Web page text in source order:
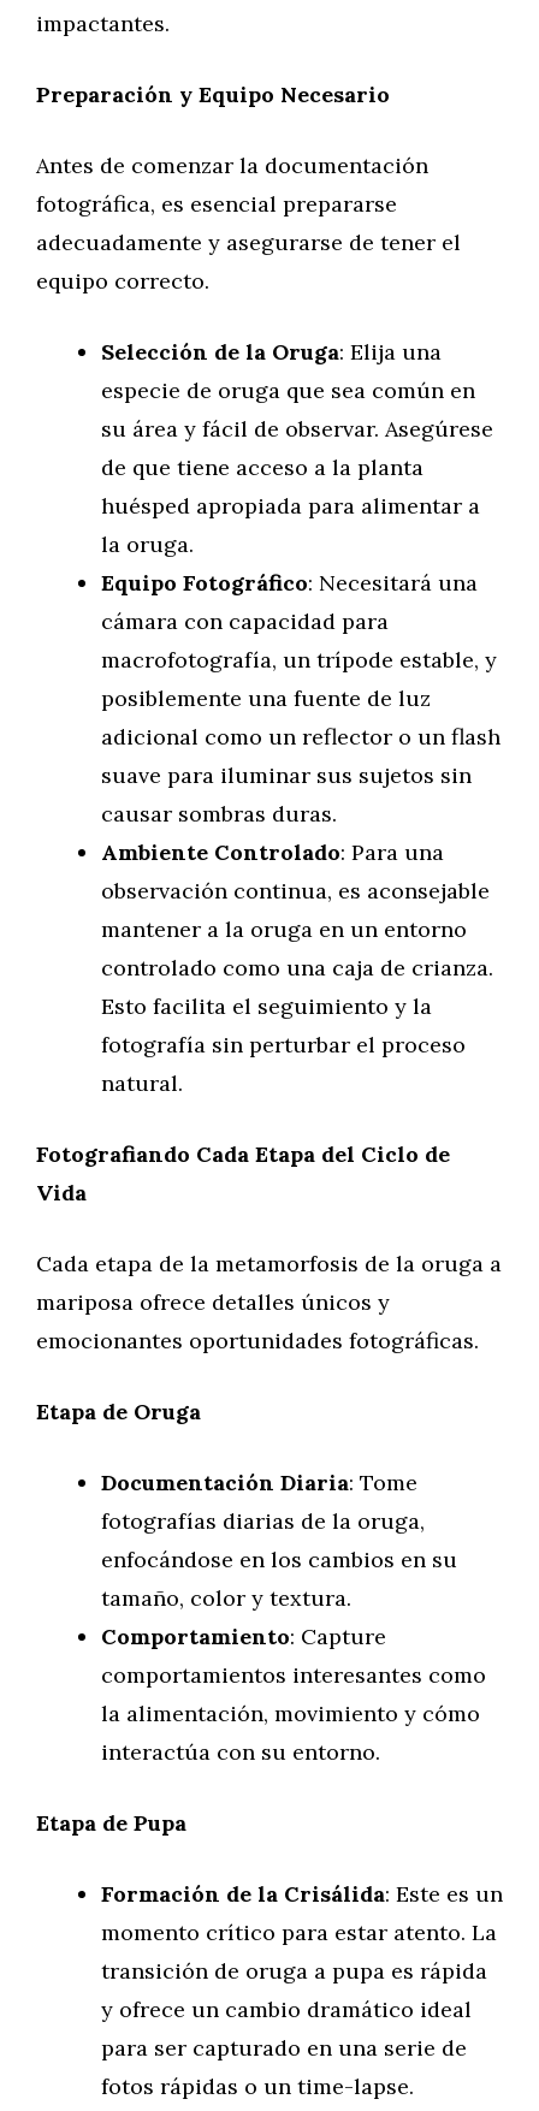
impactantes.
Preparación y Equipo Necesario
Antes de comenzar la documentación
fotográfica, es esencial prepararse
adecuadamente y asegurarse de tener el
equipo correcto.
Selección de la Oruga: Elija una
especie de oruga que sea común en
su área y fácil de observar. Asegúrese
de que tiene acceso a la planta
huésped apropiada para alimentar a
la oruga.
Equipo Fotográfico: Necesitará una
cámara con capacidad para
macrofotografía, un trípode estable, y
posiblemente una fuente de luz
adicional como un reflector o un flash
suave para iluminar sus sujetos sin
causar sombras duras.
Ambiente Controlado: Para una
observación continua, es aconsejable
mantener a la oruga en un entorno
controlado como una caja de crianza.
Esto facilita el seguimiento y la
fotografía sin perturbar el proceso
natural.
Fotografiando Cada Etapa del Ciclo de
Vida
Cada etapa de la metamorfosis de la oruga a
mariposa ofrece detalles únicos y
emocionantes oportunidades fotográficas.
Etapa de Oruga
Documentación Diaria: Tome
fotografías diarias de la oruga,
enfocándose en los cambios en su
tamaño, color y textura.
Comportamiento: Capture
comportamientos interesantes como
la alimentación, movimiento y cómo
interactúa con su entorno.
Etapa de Pupa
Formación de la Crisálida: Este es un
momento crítico para estar atento. La
transición de oruga a pupa es rápida
y ofrece un cambio dramático ideal
para ser capturado en una serie de
fotos rápidas o un time-lapse.